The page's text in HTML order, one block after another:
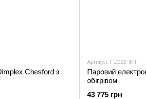
Chesford з
Артикул: FLG20-INT
Паровий
обігрівом
43 775 грн